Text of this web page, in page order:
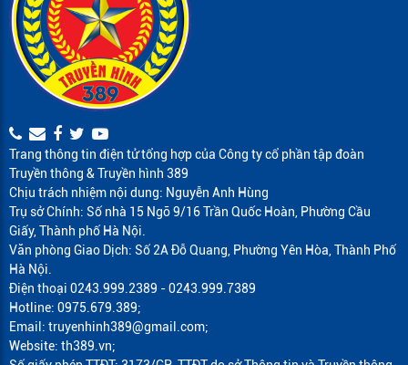
Trang thông tin điện tử tổng hợp của Công ty cổ phần tập đoàn
Truyền thông & Truyền hình 389
Chịu trách nhiệm nội dung: Nguyễn Anh Hùng
Trụ sở Chính: Số nhà 15 Ngõ 9/16 Trần Quốc Hoàn, Phường Cầu
Giấy, Thành phố Hà Nội.
Văn phòng Giao Dịch: Số 2A Đỗ Quang, Phường Yên Hòa, Thành Phố
Hà Nội.
Điện thoại 0243.999.2389 - 0243.999.7389
Hotline: 0975.679.389;
Email: truyenhinh389@gmail.com;
Website: th389.vn;